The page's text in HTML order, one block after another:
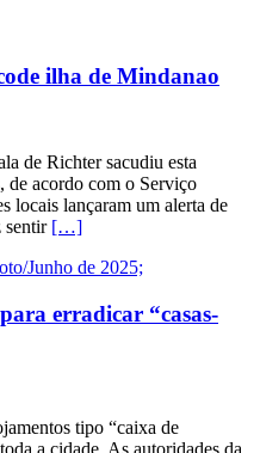
ilha de Mindanao
de Richter sacudiu esta
de acordo com o Serviço
locais lançaram um alerta de
sentir […]
erradicar “casas-
tipo “caixa de
a cidade. As autoridades da